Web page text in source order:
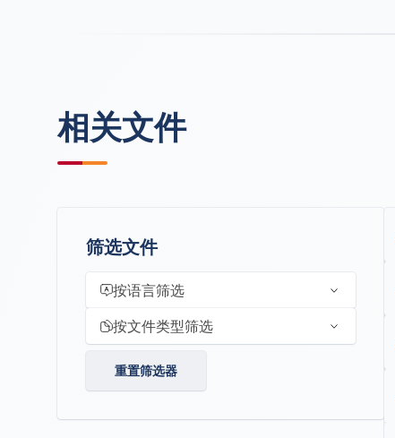
相关文件
筛选文件
按语言筛选
按文件类型筛选
重置筛选器